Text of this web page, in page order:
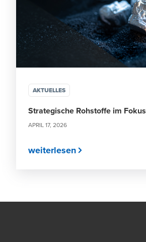
AKTUELLES
Strategische Rohstoffe im Fokus
APRIL 17, 2026
weiterlesen